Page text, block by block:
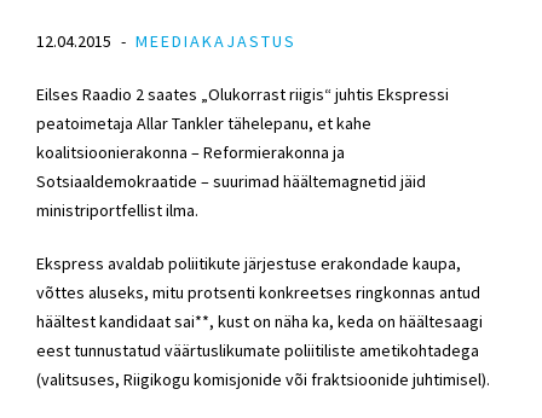
12.04.2015 MEEDIAKAJASTUS
Eilses Raadio 2 saates „Olukorrast riigis“ juhtis Ekspressi
peatoimetaja Allar Tankler tähelepanu, et kahe
koalitsioonierakonna – Reformierakonna ja
Sotsiaaldemokraatide – suurimad häältemagnetid jäid
ministriportfellist ilma.
Ekspress avaldab poliitikute järjestuse erakondade kaupa,
võttes aluseks, mitu protsenti konkreetses ringkonnas antud
häältest kandidaat sai**, kust on näha ka, keda on häältesaagi
eest tunnustatud väärtuslikumate poliitiliste ametikohtadega
(valitsuses, Riigikogu komisjonide või fraktsioonide juhtimisel).